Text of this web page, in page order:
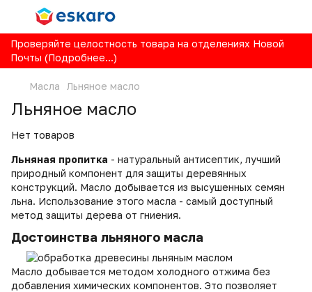
Проверяйте целостность товара на отделениях Новой
Почты (Подробнее...)
Масла Льняное масло
Льняное масло
Нет товаров
Льняная пропитка - натуральный антисептик, лучший
природный компонент для защиты деревянных
конструкций. Масло добывается из высушенных семян
льна. Использование этого масла - самый доступный
метод защиты дерева от гниения.
Достоинства льняного масла
Масло добывается методом холодного отжима без
добавления химических компонентов. Это позволяет